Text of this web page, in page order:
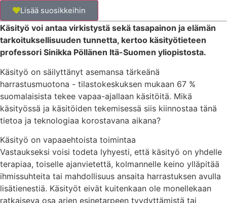
Lisää suosikkeihin
Käsityö voi antaa virkistystä sekä tasapainon ja elämän
tarkoituksellisuuden tunnetta, kertoo käsityötieteen
professori Sinikka Pöllänen Itä-Suomen yliopistosta.
Käsityö on säilyttänyt asemansa tärkeänä
harrastusmuotona - tilastokeskuksen mukaan 67 %
suomalaisista tekee vapaa-ajallaan käsitöitä. Mikä
käsityössä ja käsitöiden tekemisessä siis kiinnostaa tänä
tietoa ja teknologiaa korostavana aikana?
Käsityö on vapaaehtoista toimintaa
Vastaukseksi voisi todeta lyhyesti, että käsityö on yhdelle
terapiaa, toiselle ajanvietettä, kolmannelle keino ylläpitää
ihmissuhteita tai mahdollisuus ansaita harrastuksen avulla
lisätienestiä. Käsityöt eivät kuitenkaan ole monellekaan
ratkaiseva osa arjen esinetarpeen tyydyttämistä tai